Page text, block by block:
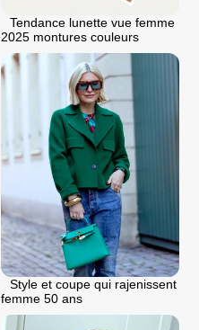
Tendance lunette vue femme
2025 montures couleurs
Style et coupe qui rajenissent
femme 50 ans